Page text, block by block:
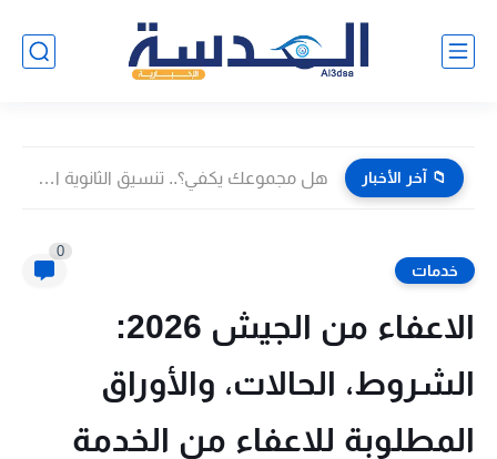
📁 آخر الأخبار هل مجموعك يكفي؟.. تنسيق الثانوية العامة 2026 في الدقهلية بعد...
خدمات
0
الاعفاء من الجيش 2026:
الشروط، الحالات، والأوراق
المطلوبة للاعفاء من الخدمة